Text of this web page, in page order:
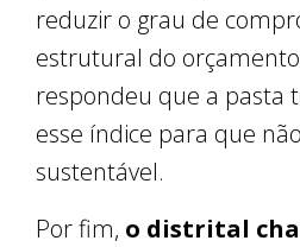
reduzir o grau de
estrutural do
respondeu que a pasta
esse índice para que
sustentável.
Por fim, o distrital